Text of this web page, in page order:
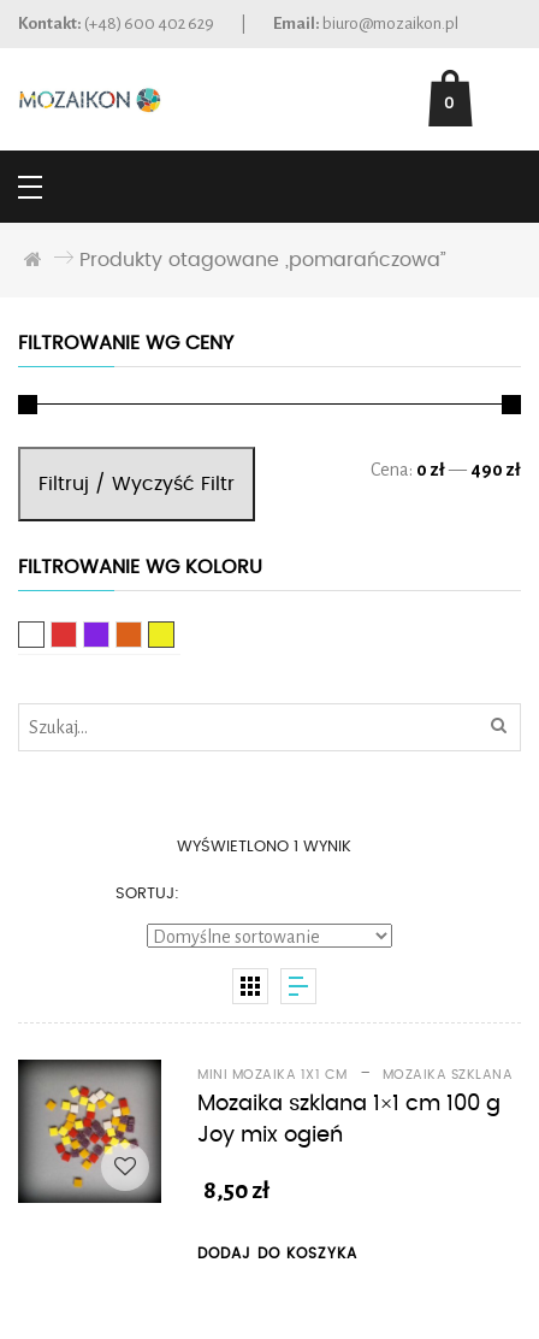
Kontakt: (+48) 600 402 629 Email: biuro@mozaikon.pl
0
Produkty otagowane „pomarańczowa”
FILTROWANIE WG CENY
Filtruj / Wyczyść Filtr
Cena: 0 zł— 490 zł
FILTROWANIE WG KOLORU
WYŚWIETLONO 1 WYNIK
SORTUJ:
MINI MOZAIKA 1X1 CM - MOZAIKA SZKLANA
Mozaika szklana 1×1 cm 100 g
Joy mix ogień
8,50zł
DODAJ DO KOSZYKA